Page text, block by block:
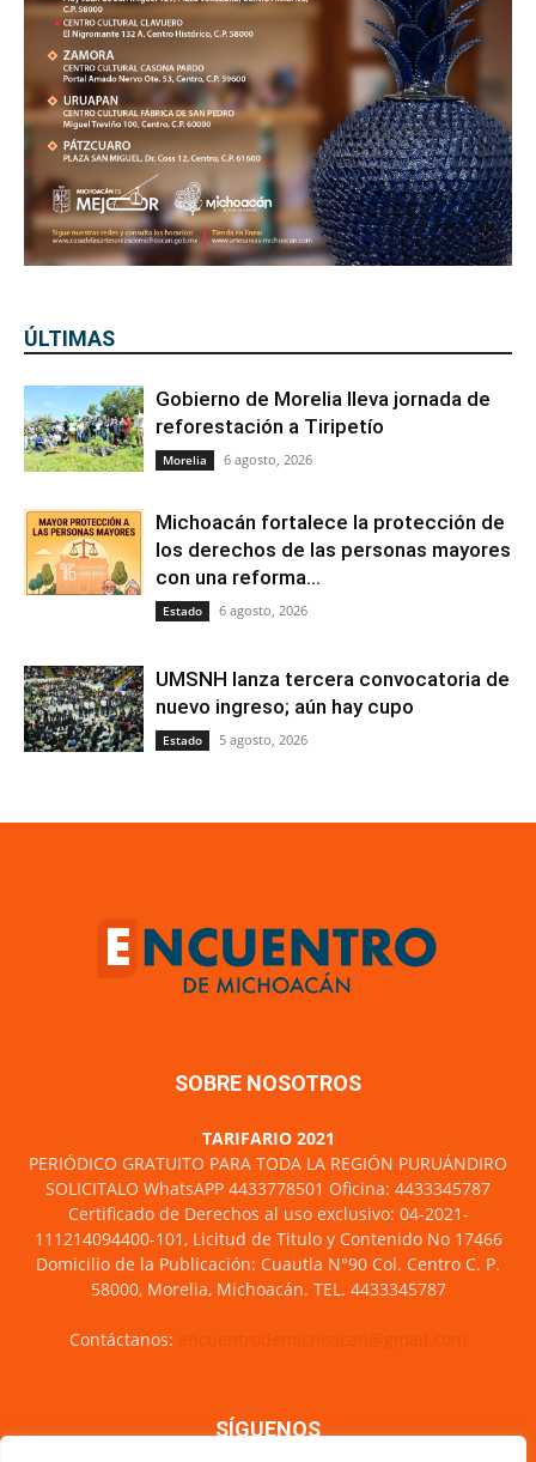
ÚLTIMAS
Gobierno de Morelia lleva jornada de
reforestación a Tiripetío
Morelia 6 agosto, 2026
Michoacán fortalece la protección de
los derechos de las personas mayores
con una reforma...
Estado 6 agosto, 2026
UMSNH lanza tercera convocatoria de
nuevo ingreso; aún hay cupo
Estado 5 agosto, 2026
SOBRE NOSOTROS
TARIFARIO 2021
PERIÓDICO GRATUITO PARA TODA LA REGIÓN PURUÁNDIRO
SOLICITALO WhatsAPP 4433778501 Oficina: 4433345787
Certificado de Derechos al uso exclusivo: 04-2021-
111214094400-101, Licitud de Titulo y Contenido No 17466
Domicilio de la Publicación: Cuautla N°90 Col. Centro C. P.
58000, Morelia, Michoacán. TEL. 4433345787
Contáctanos:
SÍGUENOS